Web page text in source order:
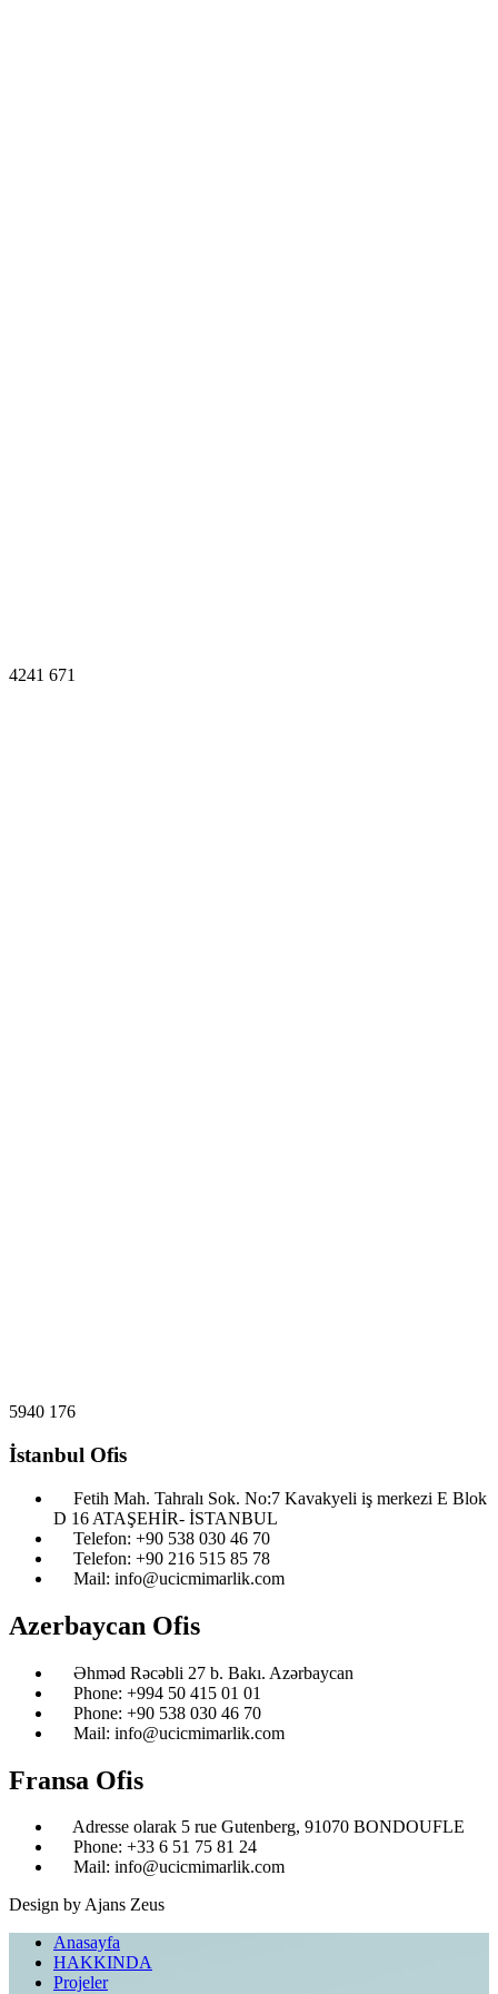
4241 671
5940 176
İstanbul Ofis
Fetih Mah. Tahralı Sok. No:7 Kavakyeli iş merkezi E Blok
D 16 ATAŞEHİR- İSTANBUL
Telefon: ‎+90 538 030 46 70
Telefon: ‎+90 216 515 85 78
Mail: info@ucicmimarlik.com
Azerbaycan Ofis
Əhməd Rəcəbli 27 b. Bakı. Azərbaycan
Phone: ‎‎+994 50 415 01 01
Phone: +90 538 030 46 70
Mail: info@ucicmimarlik.com
Fransa Ofis
Adresse olarak 5 rue Gutenberg, 91070 BONDOUFLE
Phone: ‎+33 6 51 75 81 24
Mail: info@ucicmimarlik.com
Design by Ajans Zeus
Anasayfa
HAKKINDA
Projeler